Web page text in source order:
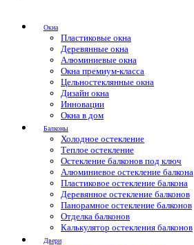
Окна
Пластиковые окна
Деревянные окна
Алюминиевые окна
Окна премиум-класса
Цельностеклянные окна
Дизайн окна
Инновации
Окна в дом
Балконы
Холодное остекление
Теплое остекление
Остекление балконов под ключ
Алюминиевое остекление балкона
Пластиковое остекление балкона
Деревянное остекление балконов
Панорамное остекление балконов
Отделка балконов
Калькулятор остекления балконов
Двери